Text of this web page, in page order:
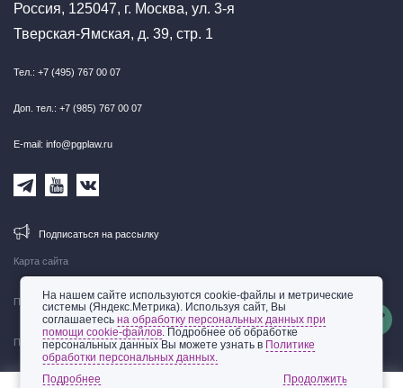
Карта сайта
Правовая информация
Политика обработки персональных данных
Россия, 125047, г. Москва, ул. 3-я
Тверская-Ямская, д. 39, стр. 1
Тел.: +7 (495) 767 00 07
Доп. тел.: +7 (985) 767 00 07
E-mail: info@pgplaw.ru
Подписаться на рассылку
© 2002-2026 ООО «Пепеляев Групп»
На нашем сайте используются cookie-файлы и метрические
системы (Яндекс.Метрика). Используя сайт, Вы
соглашаетесьна обработку персональных данных при
помощи cookie-файлов. Подробнее об обработке
персональных данных Вы можете узнать в Политике
обработки персональных данных.
Подробнее